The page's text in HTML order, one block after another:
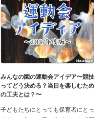
みんなの園の運動会アイデア〜競技
ってどう決める？当日を楽しむため
の工夫とは？〜
子どもたちにとっても保育者にとっ